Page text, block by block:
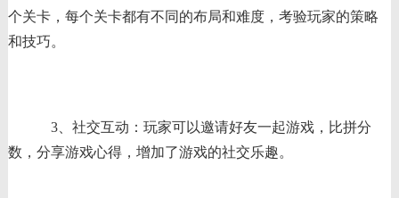
个关卡，每个关卡都有不同的布局和难度，考验玩家的策略
和技巧。
3、社交互动：玩家可以邀请好友一起游戏，比拼分
数，分享游戏心得，增加了游戏的社交乐趣。